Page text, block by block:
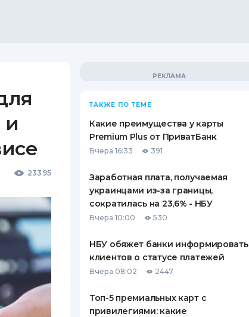
и
23395
ТАКЖЕ ПО ТЕМЕ
Какие преимущества у карты
Premium Plus от ПриватБанк
Вчера 16:33 391
Заработная плата, получаемая
украинцами из-за границы,
сократилась на 23,6% - НБУ
Вчера 10:00 530
НБУ обяжет банки информировать
клиентов о статусе платежей
Вчера 08:02 2447
Топ-5 премиальных карт с
привилегиями: какие